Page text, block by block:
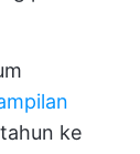
ke